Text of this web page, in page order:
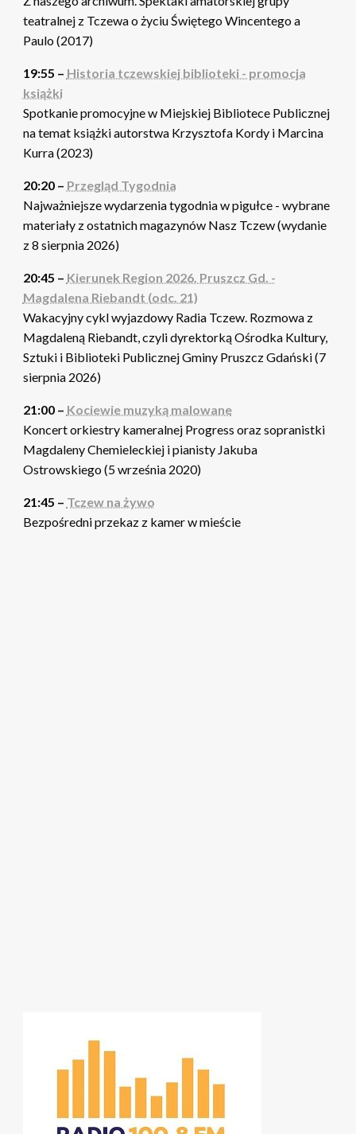
teatralnej z Tczewa o życiu Świętego Wincentego a
Paulo (2017)
19:55 – Historia tczewskiej biblioteki - promocja
książki
Spotkanie promocyjne w Miejskiej Bibliotece Publicznej
na temat książki autorstwa Krzysztofa Kordy i Marcina
Kurra (2023)
20:20 – Przegląd Tygodnia
Najważniejsze wydarzenia tygodnia w pigułce - wybrane
materiały z ostatnich magazynów Nasz Tczew (wydanie
z 8 sierpnia 2026)
20:45 – Kierunek Region 2026. Pruszcz Gd. -
Magdalena Riebandt (odc. 21)
Wakacyjny cykl wyjazdowy Radia Tczew. Rozmowa z
Magdaleną Riebandt, czyli dyrektorką Ośrodka Kultury,
Sztuki i Biblioteki Publicznej Gminy Pruszcz Gdański (7
sierpnia 2026)
21:00 – Kociewie muzyką malowane
Koncert orkiestry kameralnej Progress oraz sopranistki
Magdaleny Chemieleckiej i pianisty Jakuba
Ostrowskiego (5 września 2020)
21:45 – Tczew na żywo
Bezpośredni przekaz z kamer w mieście